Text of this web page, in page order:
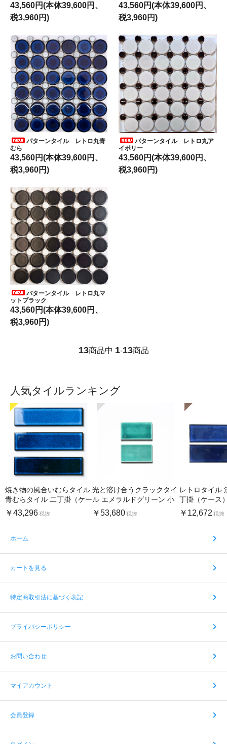
43,560円(本体39,600円、
税3,960円)
43,560円(本体39,600円、
税3,960円)
パターンタイル レトロ丸青
むら
43,560円(本体39,600円、
税3,960円)
パターンタイル レトロ丸ア
イボリー
43,560円(本体39,600円、
税3,960円)
パターンタイル レトロ丸マ
ットブラック
43,560円(本体39,600円、
税3,960円)
13商品中 1-13商品
人気タイルランキング
焼き物の風合いむらタイル
青むらタイル 二丁掛（ケー
ス）
￥43,296税抜
光と溶け合うクラックタイ
ル エメラルドグリーン 小
口（ケース）
￥53,680税抜
レトロタイル
丁掛（ケース
￥12,672 税抜
ホーム
カートを見る
特定商取引法に基づく表記
プライバシーポリシー
お問い合わせ
マイアカウント
会員登録